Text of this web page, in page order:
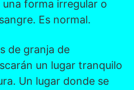
forma irregular o
Es normal.
de granja de
un lugar tranquilo
Un lugar donde se